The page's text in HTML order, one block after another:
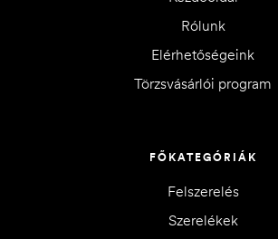
Rólunk
Elérhetőségeink
Törzsvásárlói program
FŐKATEGÓRIÁK
Felszerelés
Szerelékek